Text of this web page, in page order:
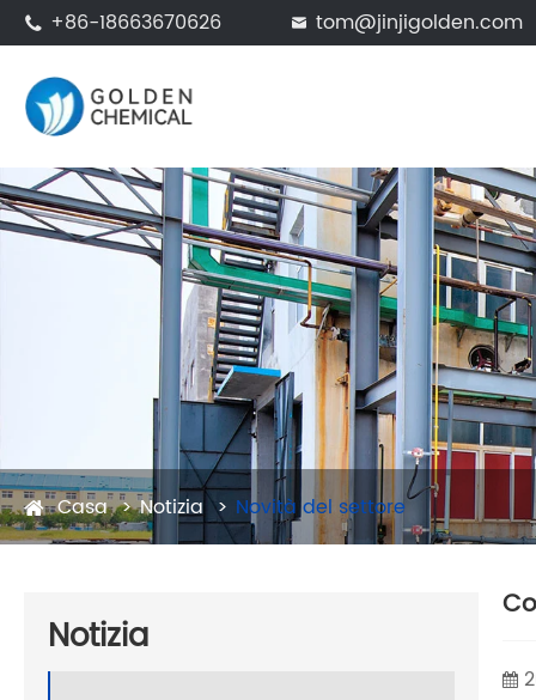
 +86-18663670626  tom@jinjigolden.com
Casa Notizia Novità del settore
Notizia